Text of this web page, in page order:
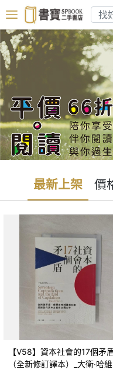
最新上架 價
【V58】資本社會的17個矛
（全新修訂譯本）_大衛‧哈